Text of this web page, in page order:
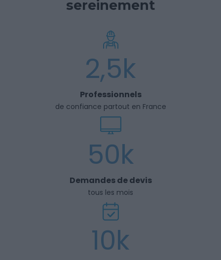
sereinement
2,5k
Professionnels
de confiance partout en France
50k
Demandes de devis
tous les mois
10k